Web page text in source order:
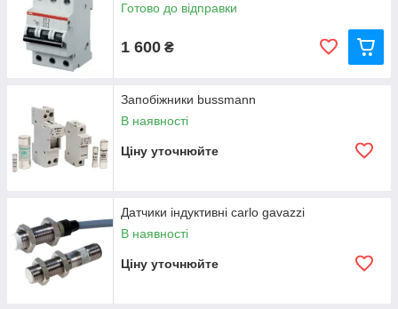
Готово до відправки
1 600 ₴
Запобіжники bussmann
В наявності
Ціну уточнюйте
Датчики індуктивні carlo gavazzi
В наявності
Ціну уточнюйте